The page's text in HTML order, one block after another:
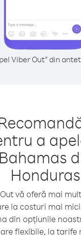
Viber Out” din
a
Bahamas
Honduras
vă oferă mai
la costuri mai
din opțiunile
flexibile, la tarife